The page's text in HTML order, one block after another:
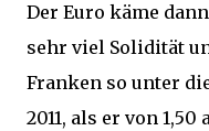
Der Euro käme
sehr viel Solidität
Franken so unter
2011, als er von 1,50